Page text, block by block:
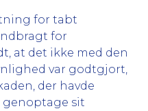
for tabt
for
at det ikke med den
var godtgjort,
der havde
genoptage sit